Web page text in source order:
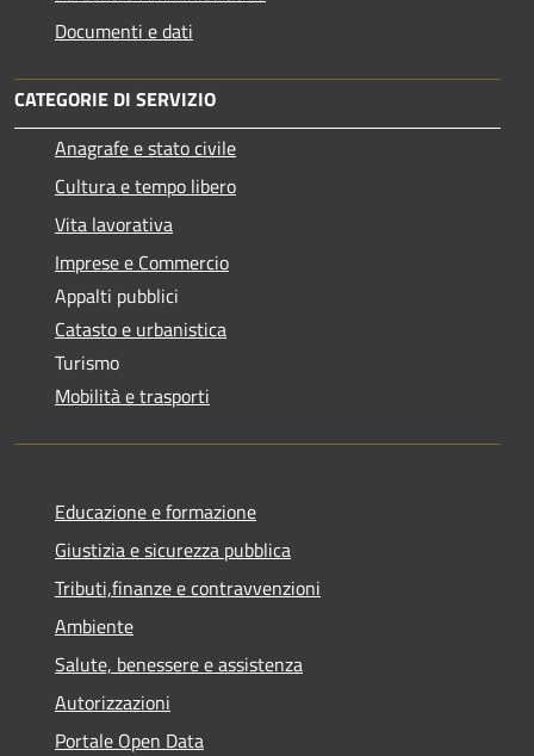
Documenti e dati
CATEGORIE DI SERVIZIO
Anagrafe e stato civile
Cultura e tempo libero
Vita lavorativa
Imprese e Commercio
Appalti pubblici
Catasto e urbanistica
Turismo
Mobilità e trasporti
Educazione e formazione
Giustizia e sicurezza pubblica
Tributi,finanze e contravvenzioni
Ambiente
Salute, benessere e assistenza
Autorizzazioni
Portale Open Data